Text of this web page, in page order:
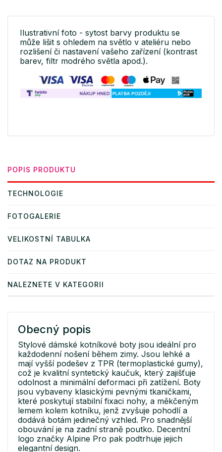
Ilustrativní foto - sytost barvy produktu se
může lišit s ohledem na světlo v ateliéru nebo
rozlišení či nastavení vašeho zařízení (kontrast
barev, filtr modrého světla apod.).
POPIS PRODUKTU
TECHNOLOGIE
FOTOGALERIE
VELIKOSTNÍ TABULKA
DOTAZ NA PRODUKT
NALEZNETE V KATEGORII
Obecný popis
Stylové dámské kotníkové boty jsou ideální pro
každodenní nošení během zimy. Jsou lehké a
mají vyšší podešev z TPR (termoplastické gumy),
což je kvalitní syntetický kaučuk, který zajišťuje
odolnost a minimální deformaci při zatížení. Boty
jsou vybaveny klasickými pevnými tkaničkami,
které poskytují stabilní fixaci nohy, a měkčeným
lemem kolem kotníku, jenž zvyšuje pohodlí a
dodává botám jedinečný vzhled. Pro snadnější
obouvání je na zadní straně poutko. Decentní
logo značky Alpine Pro pak podtrhuje jejich
elegantní design.